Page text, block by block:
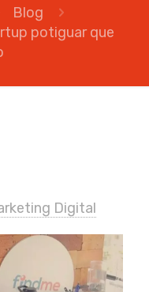
Blog
potiguar que
Digital